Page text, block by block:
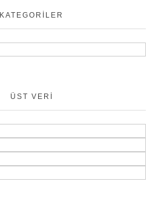
KATEGORILER
ÜST VERI